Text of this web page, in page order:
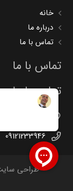
خانه
درباره ما
تماس با ما
تماس با ما
تماس با ما
تهران -جاده
09121233946
طراحی